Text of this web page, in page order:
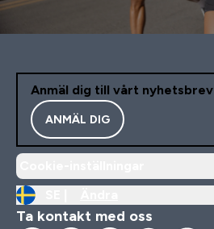
Anmäl dig till vårt nyhetsbrev
ANMÄL DIG
Ta kontakt med oss